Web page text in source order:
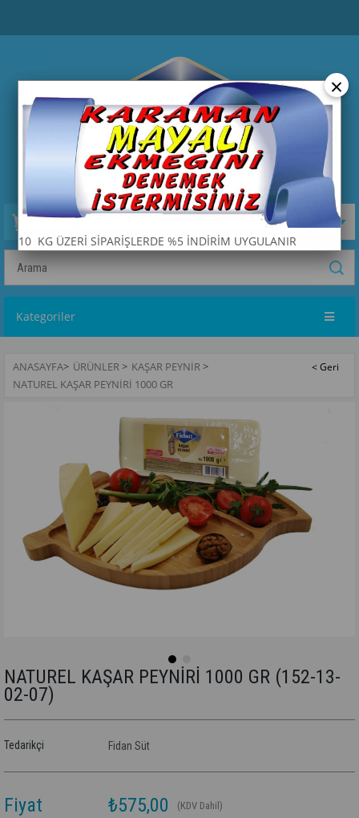
Kategoriler
ANASAYFA> ÜRÜNLER> KAŞAR PEYNİR>
NATUREL KAŞAR PEYNİRİ 1000 GR
NATUREL KAŞAR PEYNİRİ 1000 GR (152-13-
02-07)
Tedarikçi Fidan Süt
Fiyat ₺575,00 (KDV Dahil)
×
10 KG ÜZERİ SİPARİŞLERDE %5 İNDİRİM UYGULANIR